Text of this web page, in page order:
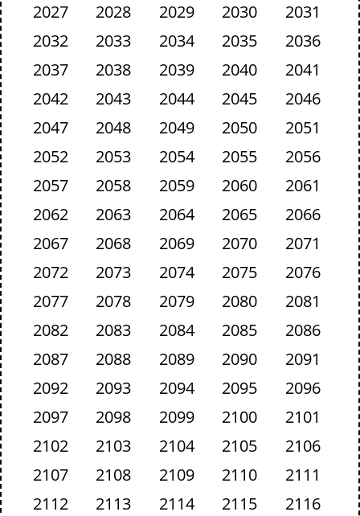
2027
2028 2029 2030
2031
2032
2033 2034 2035
2036
2037
2038 2039 2040
2041
2042
2043 2044 2045
2046
2047
2048 2049 2050
2051
2052
2053 2054 2055
2056
2057
2058 2059 2060
2061
2062
2063 2064 2065
2066
2067
2068 2069 2070
2071
2072
2073 2074 2075
2076
2077
2078 2079 2080
2081
2082
2083 2084 2085
2086
2087
2088 2089 2090
2091
2092
2093 2094 2095
2096
2097
2098 2099 2100
2101
2102
2103 2104 2105
2106
2107
2108 2109 2110
2111
2112
2113 2114 2115
2116